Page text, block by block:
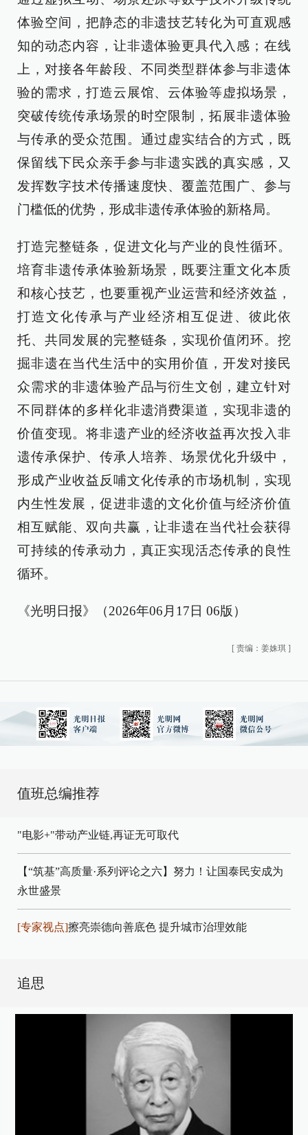
体验空间，把静态的非遗技艺转化为可直观感
知的动态内容，让非遗体验更具代入感；在线
上，对接各年龄段、不同类型群体参与非遗体
验的需求，打造云展馆、云体验等虚拟场景，
突破传统传承场景的时空限制，拓展非遗体验
与传承的受众范围。通过虚实结合的方式，既
保留线下民众亲手参与非遗实践的真实感，又
发挥数字技术传播速度快、覆盖范围广、参与
门槛低的优势，形成非遗传承体验的新格局。
打造完整链条，促进文化与产业的良性循环。
培育非遗传承体验新场景，既要注重文化本质
和核心技艺，也要重视产业运营和经济效益，
打造文化传承与产业经济相互促进、彼此依
托、共同发展的完整链条，实现价值闭环。挖
掘非遗在当代生活中的实用价值，开发对接民
众需求的非遗体验产品与衍生文创，建立针对
不同群体的多样化非遗消费渠道，实现非遗的
价值变现。将非遗产业的经济收益再次投入非
遗传承保护、传承人培养、场景优化升级中，
形成产业收益反哺文化传承的市场机制，实现
内生性发展，促进非遗的文化价值与经济价值
相互赋能、双向共赢，让非遗在当代社会获得
可持续的传承动力，真正实现活态传承的良性
循环。
《光明日报》（2026年06月17日 06版）
[ 责编：姜姝琪 ]
值班总编推荐
"电影+"带动产业链,再证无可取代
【“筑基”高质量·系列评论之六】努力！让国泰民安成为
永世盛景
[专家视点]擦亮崇德向善底色 提升城市治理效能
追思